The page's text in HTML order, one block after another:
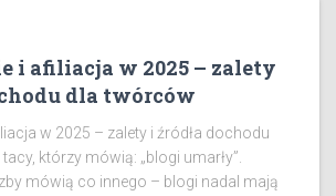
i afiliacja w 2025 – zalety
dla twórców
w 2025 – zalety i źródła dochodu
którzy mówią: „blogi umarły”.
mówią co innego – blogi nadal mają